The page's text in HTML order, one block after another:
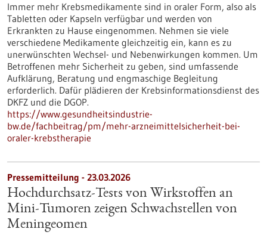
Immer mehr Krebsmedikamente sind in oraler Form, also als
Tabletten oder Kapseln verfügbar und werden von
Erkrankten zu Hause eingenommen. Nehmen sie viele
verschiedene Medikamente gleichzeitig ein, kann es zu
unerwünschten Wechsel- und Nebenwirkungen kommen. Um
Betroffenen mehr Sicherheit zu geben, sind umfassende
Aufklärung, Beratung und engmaschige Begleitung
erforderlich. Dafür plädieren der Krebsinformationsdienst des
DKFZ und die DGOP.
https://www.gesundheitsindustrie-
bw.de/fachbeitrag/pm/mehr-arzneimittelsicherheit-bei-
oraler-krebstherapie
Pressemitteilung - 23.03.2026
Hochdurchsatz-Tests von Wirkstoffen an
Mini-Tumoren zeigen Schwachstellen von
Meningeomen